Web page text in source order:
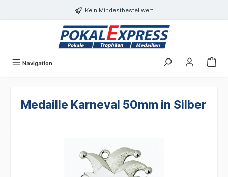
Kein Mindestbestellwert
Navigation
Medaille Karneval 50mm in Silber